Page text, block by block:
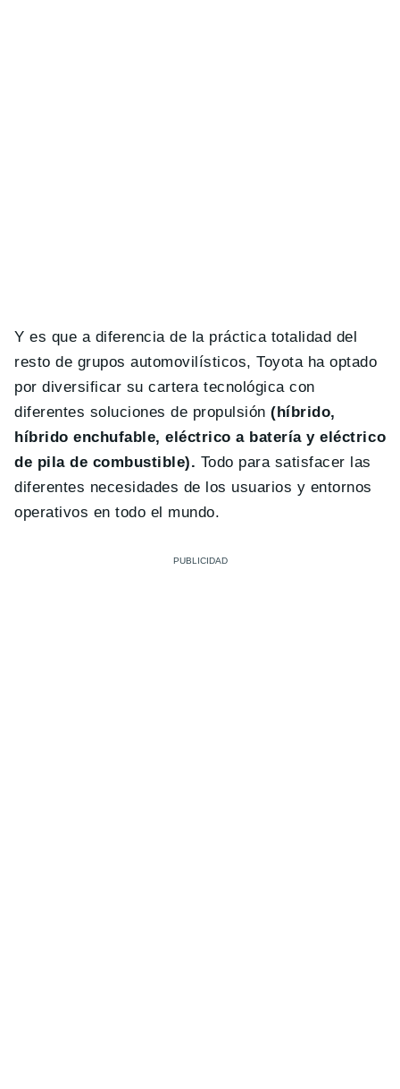
Y es que a diferencia de la práctica totalidad del
resto de grupos automovilísticos, Toyota ha optado
por diversificar su cartera tecnológica con
diferentes soluciones de propulsión (híbrido,
híbrido enchufable, eléctrico a batería y eléctrico
de pila de combustible). Todo para satisfacer las
diferentes necesidades de los usuarios y entornos
operativos en todo el mundo.